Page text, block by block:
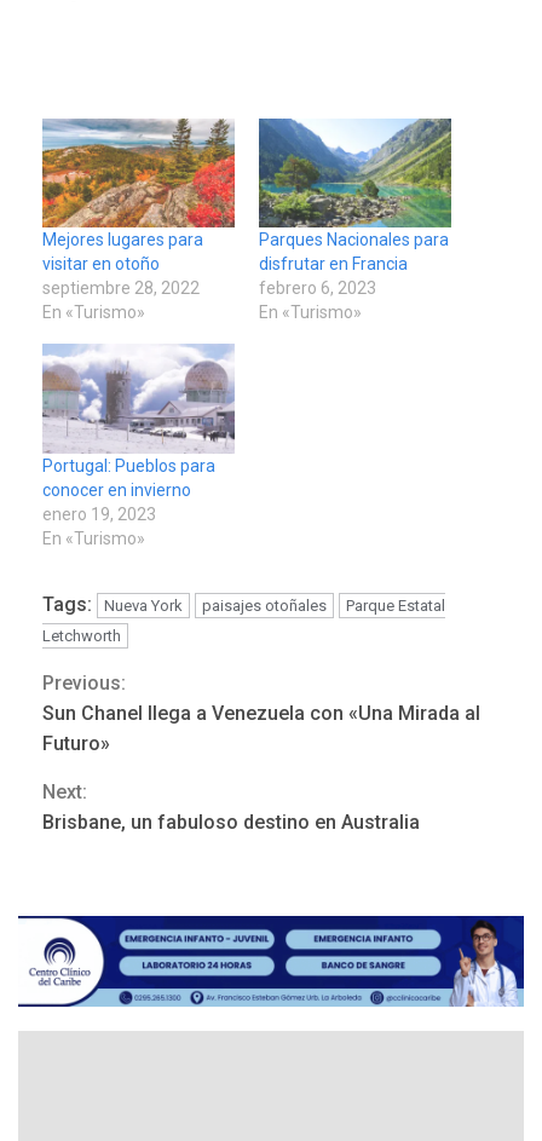
Mejores lugares para
visitar en otoño
septiembre 28, 2022
En «Turismo»
Parques Nacionales para
disfrutar en Francia
febrero 6, 2023
En «Turismo»
Portugal: Pueblos para
conocer en invierno
enero 19, 2023
En «Turismo»
Tags: Nueva York paisajes otoñales
Parque Estatal
Letchworth
Continue
Reading
Previous:
Sun Chanel llega a Venezuela con «Una Mirada al
Futuro»
Next:
Brisbane, un fabuloso destino en Australia
3
TITULARES
ÚLTIMA HORA
4
EEUU para Gaza apoyado
por Hamás
DESTACADOS
REGIONALES
ÚLTIMA HORA